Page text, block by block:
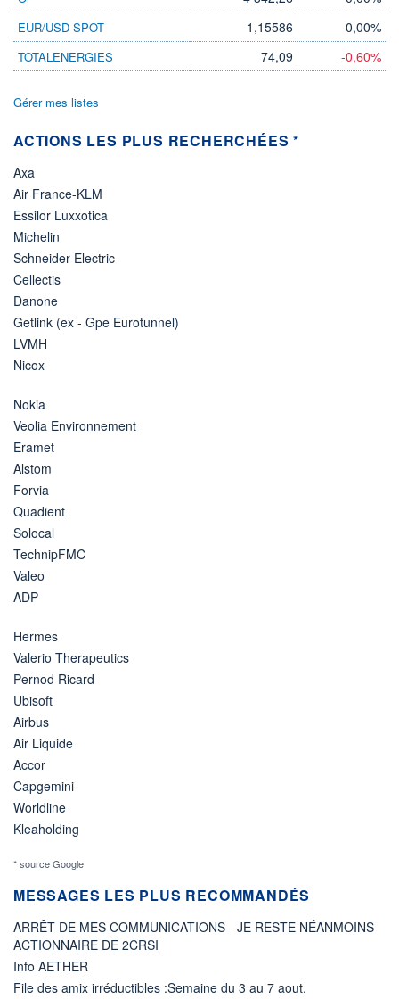
-
ÉLIGIBILITÉ
Non éligible
Boursobank
EUR/USD SPOT 1,15586 0,00%
TOTALENERGIES 74,09 -0,60%
Gérer mes listes
ACTIONS LES PLUS RECHERCHÉES *
Axa
Air France-KLM
Essilor Luxxotica
Michelin
Schneider Electric
Cellectis
Danone
Getlink (ex - Gpe Eurotunnel)
LVMH
Nicox
Nokia
Veolia Environnement
Eramet
Alstom
Forvia
Quadient
Solocal
TechnipFMC
Valeo
ADP
Hermes
Valerio Therapeutics
Pernod Ricard
Ubisoft
Airbus
Air Liquide
Accor
Capgemini
Worldline
Kleaholding
* source Google
MESSAGES LES PLUS RECOMMANDÉS
ARRÊT DE MES COMMUNICATIONS - JE RESTE NÉANMOINS
ACTIONNAIRE DE 2CRSI
Info AETHER
File des amix irréductibles :Semaine du 3 au 7 aout.